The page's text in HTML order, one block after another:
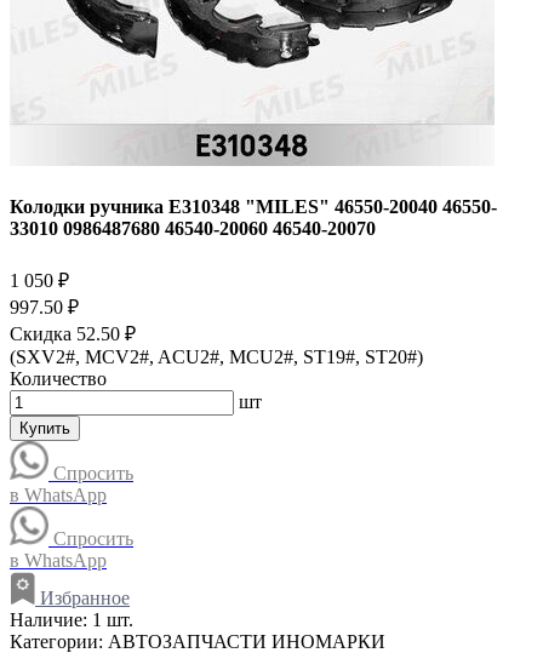
Колодки ручника E310348 "MILES" 46550-20040 46550-
33010 0986487680 46540-20060 46540-20070
1 050 ₽
997.50 ₽
Скидка 52.50 ₽
(SXV2#, MCV2#, ACU2#, MCU2#, ST19#, ST20#)
Количество
шт
Купить
Спросить
в WhatsApp
Спросить
в WhatsApp
Избранное
Наличие: 1 шт.
Категории: АВТОЗАПЧАСТИ ИНОМАРКИ